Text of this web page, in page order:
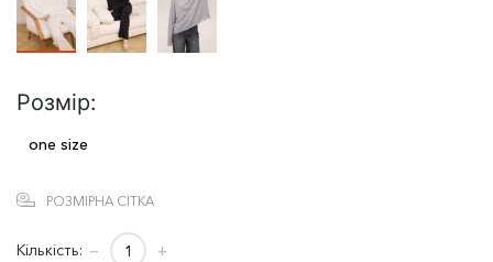
Розмір:
one size
РОЗМІРНА СІТКА
Кількість: − +